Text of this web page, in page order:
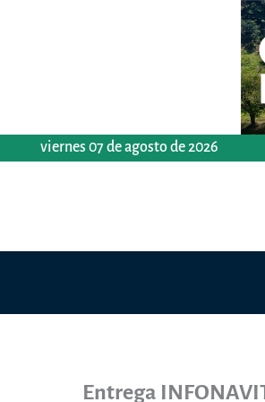
viernes 07 de agosto de 2026
Entrega